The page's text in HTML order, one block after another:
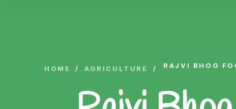
HOME / AGRICULTURE /
RAJVI BHOG